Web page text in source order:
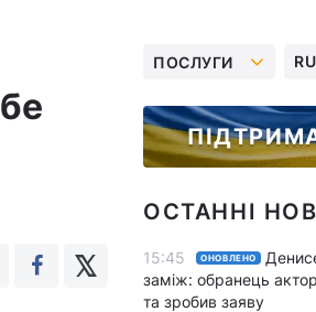
ПОСЛУГИ RU
ОСТАННІ
15:45 ОНОВЛЕНО
заміж: обранець
та зробив заяву